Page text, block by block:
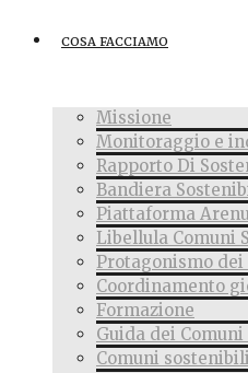
COSA FACCIAMO
Missione
Monitoraggio e
Rapporto Di
Bandiera
Piattaforma
Libellula Comuni
Protagonismo dei
Coordinamento
Formazione
Guida dei
Comuni